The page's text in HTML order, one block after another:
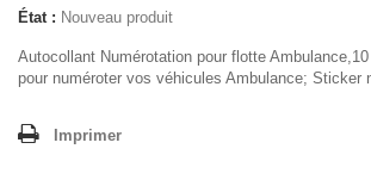
État : Nouveau produit
Autocollant Numérotation pour flotte
pour numéroter vos véhicules Ambulance; Sticker
Imprimer